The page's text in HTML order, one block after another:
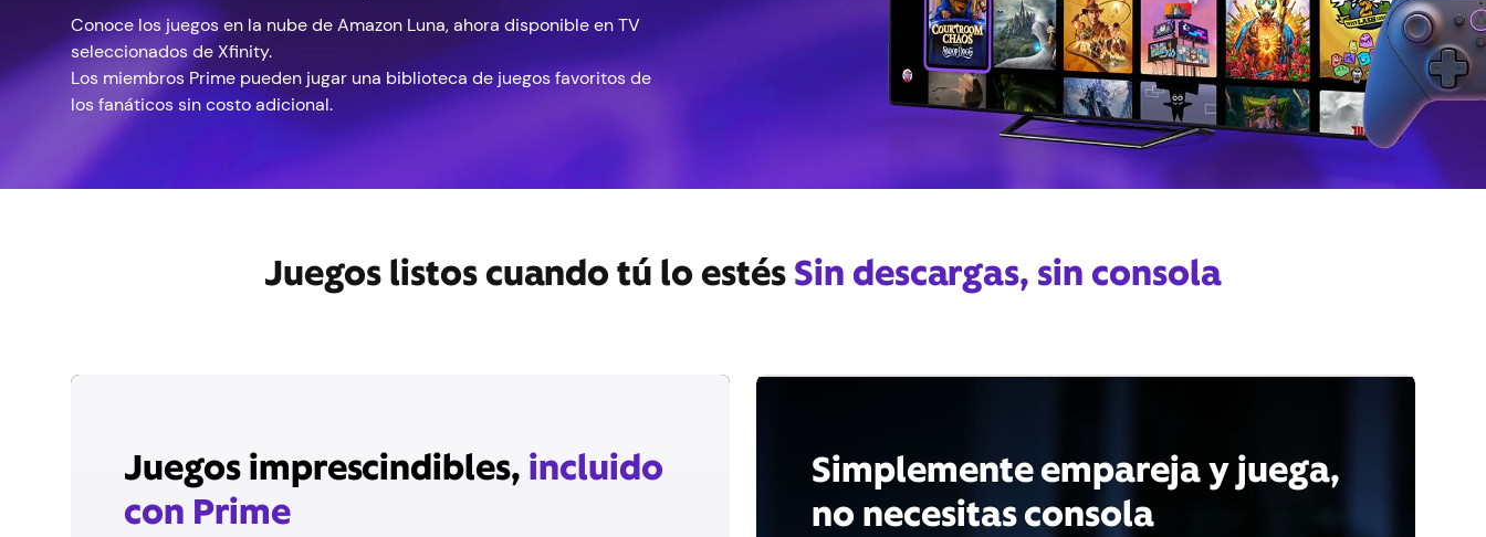
Conoce los juegos en la nube de Amazon Luna, ahora disponible en TV
seleccionados de Xfinity.
Los miembros Prime pueden jugar una biblioteca de juegos favoritos de
los fanáticos sin costo adicional.
Juegos listos cuando tú lo estésSin descargas, sin consola
Juegos imprescindibles, incluido
con Prime
Simplemente empareja y juega,
no necesitas consola